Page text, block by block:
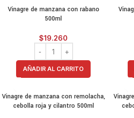
Vinagre de manzana con rabano
500ml
$19.260
AÑADIR AL CARRITO
Vinagre de manzana con remolacha,
cebolla roja y cilantro 500ml